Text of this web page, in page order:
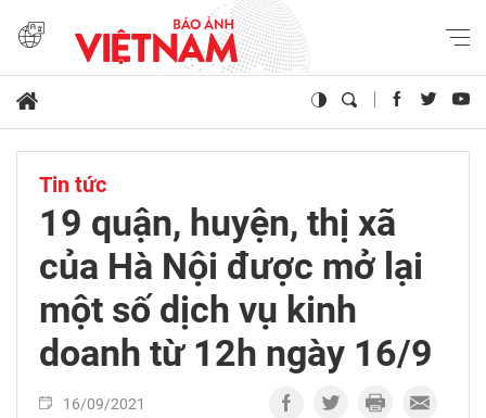
Tin tức
19 quận, huyện, thị xã
của Hà Nội được mở lại
một số dịch vụ kinh
doanh từ 12h ngày 16/9
16/09/2021